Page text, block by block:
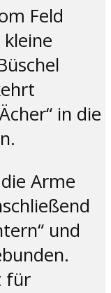
Feld
in die
Arme
und
für